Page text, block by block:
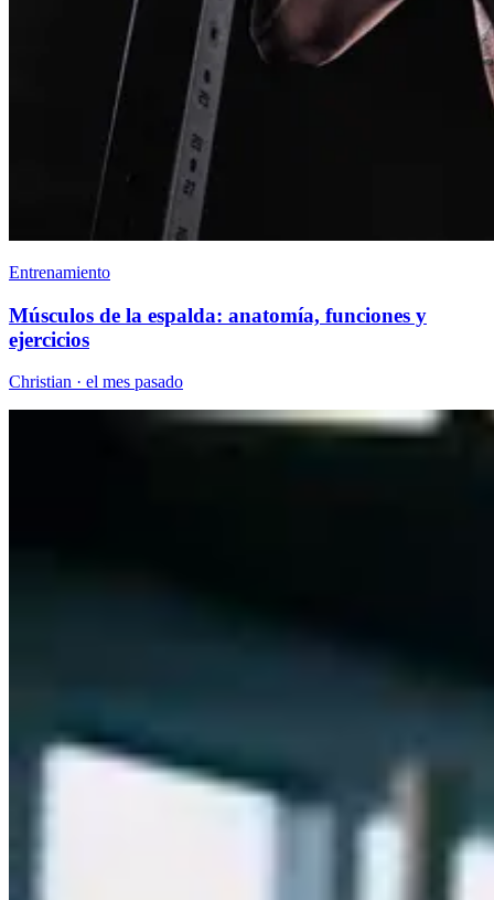
Entrenamiento
Músculos de la espalda: anatomía, funciones y
ejercicios
Christian · el mes pasado